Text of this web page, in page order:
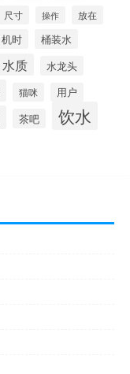
尺寸 操作 放在
机时 桶装水
水质
水龙头
猫咪 用户
茶吧 饮水